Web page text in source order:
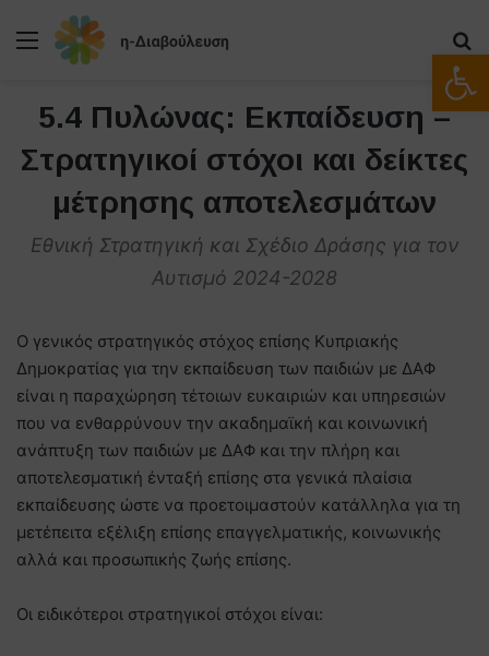
Μενού
5.4 Πυλώνας: Εκπαίδευση –
Στρατηγικοί στόχοι και δείκτες
μέτρησης αποτελεσμάτων
Εθνική Στρατηγική και Σχέδιο Δράσης για τον
Αυτισμό 2024-2028
Ο γενικός στρατηγικός στόχος επίσης Κυπριακής
Δημοκρατίας για την εκπαίδευση των παιδιών με ΔΑΦ
είναι η παραχώρηση τέτοιων ευκαιριών και υπηρεσιών
που να ενθαρρύνουν την ακαδημαϊκή και κοινωνική
ανάπτυξη των παιδιών με ΔΑΦ και την πλήρη και
αποτελεσματική ένταξή επίσης στα γενικά πλαίσια
εκπαίδευσης ώστε να προετοιμαστούν κατάλληλα για τη
μετέπειτα εξέλιξη επίσης επαγγελματικής, κοινωνικής
αλλά και προσωπικής ζωής επίσης.
Οι ειδικότεροι στρατηγικοί στόχοι είναι: